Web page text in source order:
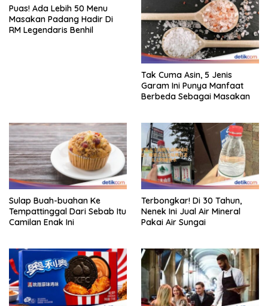
Puas! Ada Lebih 50 Menu
Masakan Padang Hadir Di
RM Legendaris Benhil
Tak Cuma Asin, 5 Jenis
Garam Ini Punya Manfaat
Berbeda Sebagai Masakan
Sulap Buah-buahan Ke
Tempattinggal Dari Sebab Itu
Camilan Enak Ini
Terbongkar! Di 30 Tahun,
Nenek Ini Jual Air Mineral
Pakai Air Sungai